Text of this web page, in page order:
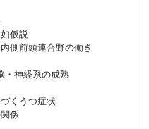
仮説
側前頭連合野の働き
・神経系の成熟
くうつ症状
係